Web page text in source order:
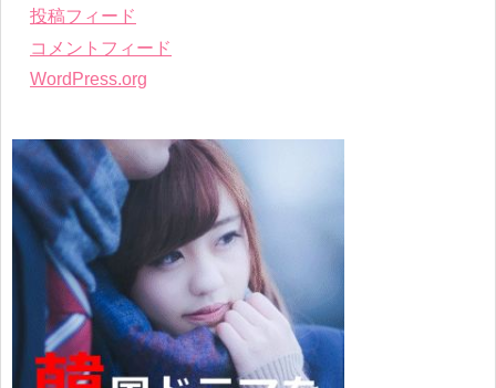
投稿フィード
コメントフィード
WordPress.org